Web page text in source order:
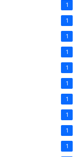
1
1
1
1
1
1
1
1
1
1